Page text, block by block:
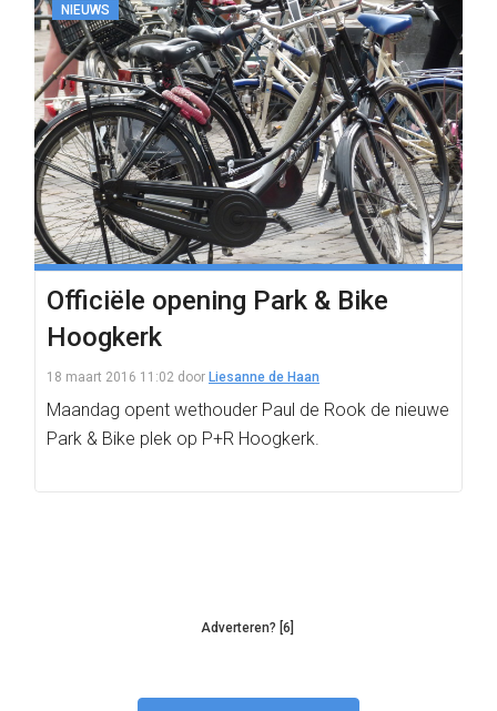
NIEUWS
Officiële opening Park & Bike
Hoogkerk
18 maart 2016 11:02 door Liesanne de Haan
Maandag opent wethouder Paul de Rook de nieuwe
Park & Bike plek op P+R Hoogkerk.
Adverteren? [6]